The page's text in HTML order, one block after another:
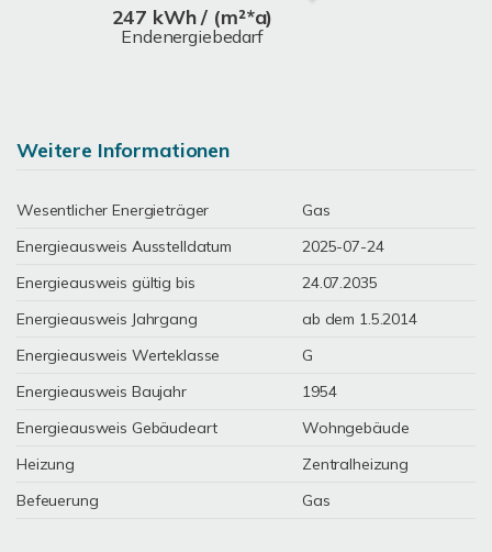
247 kWh / (m²*a)
Endenergiebedarf
Weitere Informationen
Wesentlicher Energieträger
Gas
Energieausweis Ausstelldatum
2025-07-24
Energieausweis gültig bis
24.07.2035
Energieausweis Jahrgang
ab dem 1.5.2014
Energieausweis Werteklasse
G
Energieausweis Baujahr
1954
Energieausweis Gebäudeart
Wohngebäude
Heizung
Zentralheizung
Befeuerung
Gas